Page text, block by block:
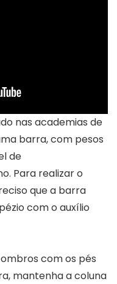
nas academias de
barra, com pesos
de
Para realizar o
que a barra
com o auxílio
com os pés
mantenha a coluna